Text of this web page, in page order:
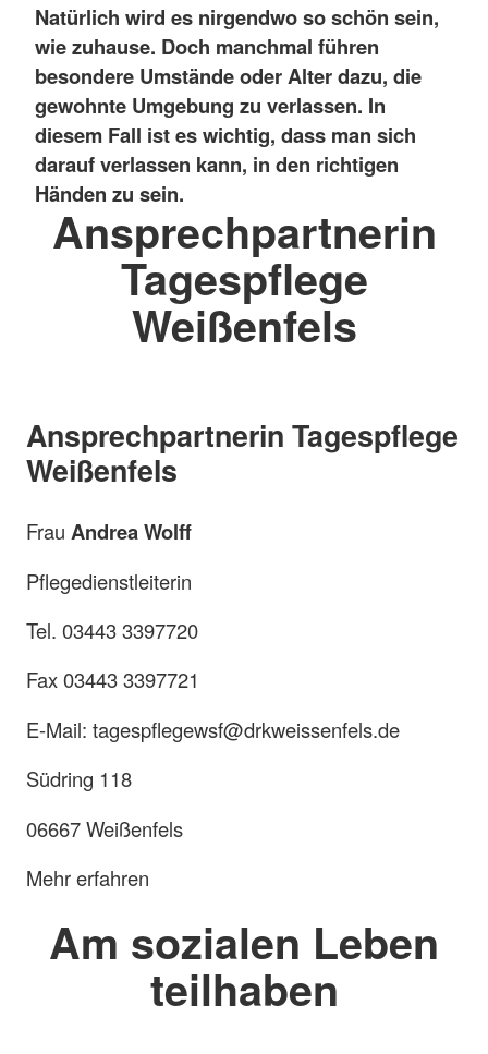
Natürlich wird es nirgendwo so schön sein,
wie zuhause. Doch manchmal führen
besondere Umstände oder Alter dazu, die
gewohnte Umgebung zu verlassen. In
diesem Fall ist es wichtig, dass man sich
darauf verlassen kann, in den richtigen
Händen zu sein.
Ansprechpartnerin
Tagespflege
Weißenfels
Ansprechpartnerin Tagespflege
Weißenfels
Frau Andrea Wolff
Pflegedienstleiterin
Tel. 03443 3397720
Fax 03443 3397721
E-Mail: tagespflegewsf@drkweissenfels.de
Südring 118
06667 Weißenfels
Mehr erfahren
Am sozialen Leben
teilhaben